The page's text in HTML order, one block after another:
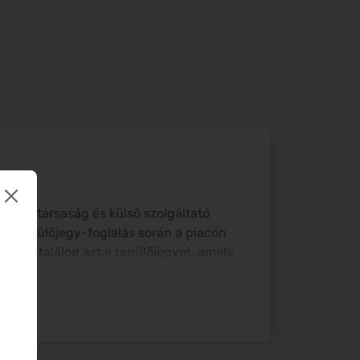
légitársaság és külső szolgáltató
repülőjegy-foglalás során a piacon
megtalálod azt a repülőjegyet, amely
utat tervezel, az
akik hónapokkal előre szeretnek